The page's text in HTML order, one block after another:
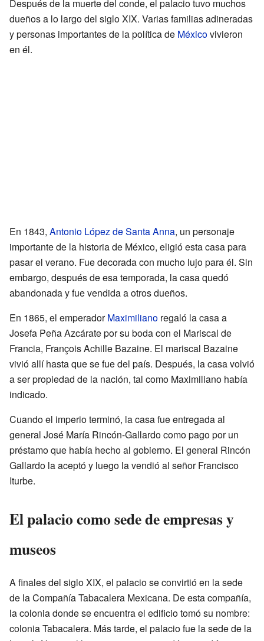
Después de la muerte del conde, el palacio tuvo muchos
dueños a lo largo del siglo XIX. Varias familias adineradas
y personas importantes de la política de Méxicovivieron
en él.
En 1843, Antonio López de Santa Anna, un personaje
importante de la historia de México, eligió esta casa para
pasar el verano. Fue decorada con mucho lujo para él. Sin
embargo, después de esa temporada, la casa quedó
abandonada y fue vendida a otros dueños.
En 1865, el emperadorMaximiliano regaló la casa a
Josefa Peña Azcárate por su boda con el Mariscal de
Francia, François Achille Bazaine. El mariscal Bazaine
vivió allí hasta que se fue del país. Después, la casa volvió
a ser propiedad de la nación, tal como Maximiliano había
indicado.
Cuando el imperio terminó, la casa fue entregada al
general José María Rincón-Gallardo como pago por un
préstamo que había hecho al gobierno. El general Rincón
Gallardo la aceptó y luego la vendió al señor Francisco
Iturbe.
El palacio como sede de empresas y
museos
A finales del siglo XIX, el palacio se convirtió en la sede
de la Compañía Tabacalera Mexicana. De esta compañía,
la colonia donde se encuentra el edificio tomó su nombre:
colonia Tabacalera. Más tarde, el palacio fue la sede de la